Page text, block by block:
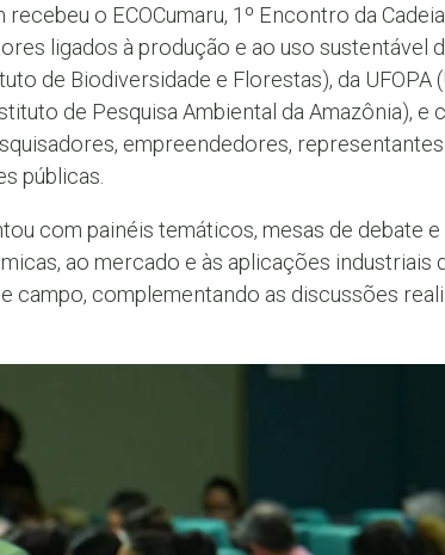
o ECOCumaru, 1º Encontro da
ligados à produção e ao uso sustentável
de Biodiversidade e Florestas), da UFOPA
de Pesquisa Ambiental da Amazônia), e
empreendedores,
públicas.
com painéis temáticos, mesas de debate
ao mercado e às aplicações industriais
campo, complementando as discussões